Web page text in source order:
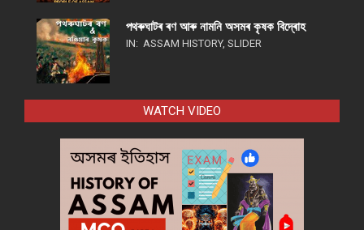
পথ​ৰুঘাট​ৰ ৰণ আৰু নামনি অসম​ৰ কৃষক বিদ্ৰোহ​
IN: ASSAM HISTORY, SLIDER
WATCH VIDEO